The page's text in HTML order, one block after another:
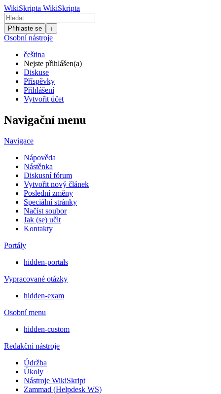
WikiSkripta WikiSkripta
Přihlaste se ↓
Osobní nástroje
čeština
Nejste přihlášen(a)
Diskuse
Příspěvky
Přihlášení
Vytvořit účet
Navigační menu
Navigace
Nápověda
Nástěnka
Diskusní fórum
Vytvořit nový článek
Poslední změny
Speciální stránky
Načíst soubor
Jak (se) učit
Kontakty
Portály
hidden-portals
Vypracované otázky
hidden-exam
Osobní menu
hidden-custom
Redakční nástroje
Údržba
Úkoly
Nástroje WikiSkript
Zammad (Helpdesk WS)